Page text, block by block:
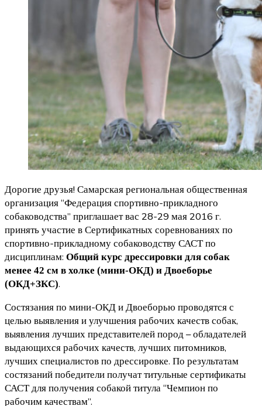
Дорогие друзья! Самарская региональная общественная
организация “Федерация спортивно-прикладного
собаководства” приглашает вас 28-29 мая 2016 г.
принять участие в Сертификатных соревнованиях по
спортивно-прикладному собаководству САСТ по
дисциплинам: Общий курс дрессировки для собак
менее 42 см в холке (мини-ОКД) и Двоеборье
(ОКД+ЗКС).
Состязания по мини-ОКД и Двоеборью проводятся с
целью выявления и улучшения рабочих качеств собак,
выявления лучших представителей пород – обладателей
выдающихся рабочих качеств, лучших питомников,
лучших специалистов по дрессировке. По результатам
состязаний победители получат титульные сертификаты
САСТ для получения собакой титула “Чемпион по
рабочим качествам”.